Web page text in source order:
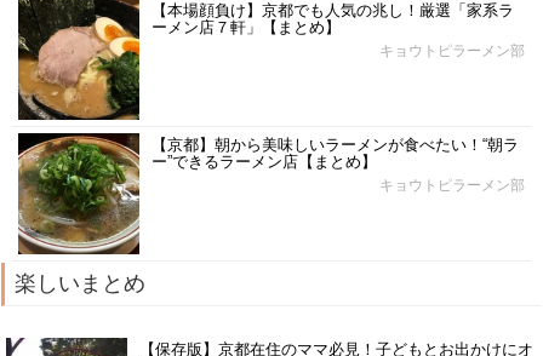
【本場顔負け】京都でも人気の兆し！厳選「家系ラ
ーメン店７軒」【まとめ】
キョウトピラーメン部
【京都】朝から美味しいラーメンが食べたい！“朝ラ
ー”できるラーメン店【まとめ】
キョウトピラーメン部
楽しいまとめ
【保存版】京都在住のママ必見！子どもとお出かけにオ